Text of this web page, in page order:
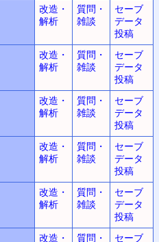
改造・
解析
質問・
雑談
セーブ
データ
投稿
改造・
解析
質問・
雑談
セーブ
データ
投稿
改造・
解析
質問・
雑談
セーブ
データ
投稿
改造・
解析
質問・
雑談
セーブ
データ
投稿
改造・
解析
質問・
雑談
セーブ
データ
投稿
改造・ 質問・ セーブ